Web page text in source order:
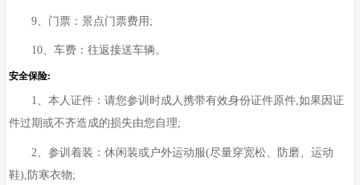
9、门票：景点门票费用;
10、车费：往返接送车辆。
安全保险:
1、本人证件：请您参训时成人携带有效身份证件原件,如果因证
件过期或不齐造成的损失由您自理;
2、参训着装：休闲装或户外运动服(尽量穿宽松、防磨、运动
鞋),防寒衣物;